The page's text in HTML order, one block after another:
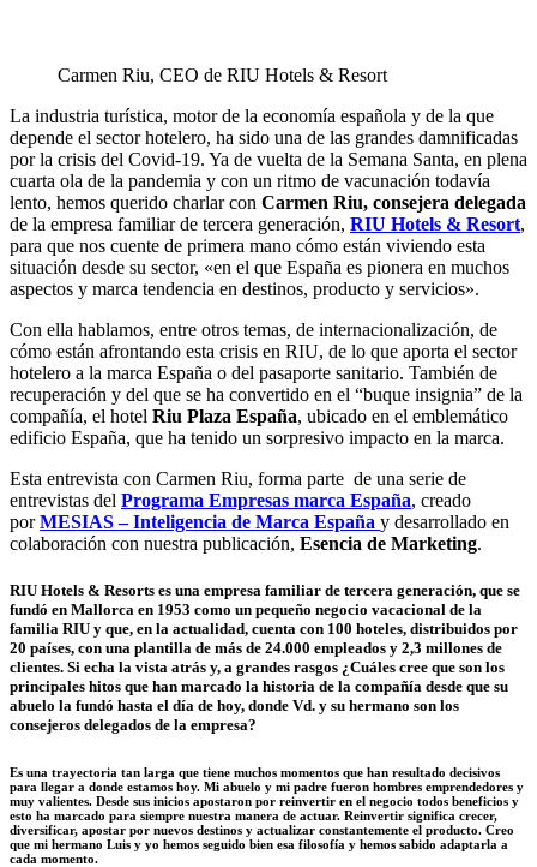
Carmen Riu, CEO de RIU Hotels & Resort
La industria turística, motor de la economía española y de la que
depende el sector hotelero, ha sido una de las grandes damnificadas
por la crisis del Covid-19. Ya de vuelta de la Semana Santa, en plena
cuarta ola de la pandemia y con un ritmo de vacunación todavía
lento, hemos querido charlar con Carmen Riu, consejera delegada
de la empresa familiar de tercera generación, RIU Hotels & Resort,
para que nos cuente de primera mano cómo están viviendo esta
situación desde su sector, «en el que España es pionera en muchos
aspectos y marca tendencia en destinos, producto y servicios».
Con ella hablamos, entre otros temas, de internacionalización, de
cómo están afrontando esta crisis en RIU, de lo que aporta el sector
hotelero a la marca España o del pasaporte sanitario. También de
recuperación y del que se ha convertido en el “buque insignia” de la
compañía, el hotel Riu Plaza España, ubicado en el emblemático
edificio España, que ha tenido un sorpresivo impacto en la marca.
Esta entrevista con Carmen Riu, forma parte de una serie de
entrevistas del Programa Empresas marca España, creado
porMESIAS – Inteligencia de Marca España y desarrollado en
colaboración con nuestra publicación, Esencia de Marketing.
RIU Hotels & Resorts es una empresa familiar de tercera generación, que se
fundó en Mallorca en 1953 como un pequeño negocio vacacional de la
familia RIU y que, en la actualidad, cuenta con 100 hoteles, distribuidos por
20 países, con una plantilla de más de 24.000 empleados y 2,3 millones de
clientes. Si echa la vista atrás y, a grandes rasgos ¿Cuáles cree que son los
principales hitos que han marcado la historia de la compañía desde que su
abuelo la fundó hasta el día de hoy, donde Vd. y su hermano son los
consejeros delegados de la empresa?
Es una trayectoria tan larga que tiene muchos momentos que han resultado decisivos
para llegar a donde estamos hoy. Mi abuelo y mi padre fueron hombres emprendedores y
muy valientes. Desde sus inicios apostaron por reinvertir en el negocio todos beneficios y
esto ha marcado para siempre nuestra manera de actuar. Reinvertir significa crecer,
diversificar, apostar por nuevos destinos y actualizar constantemente el producto. Creo
que mi hermano Luis y yo hemos seguido bien esa filosofía y hemos sabido adaptarla a
cada momento.